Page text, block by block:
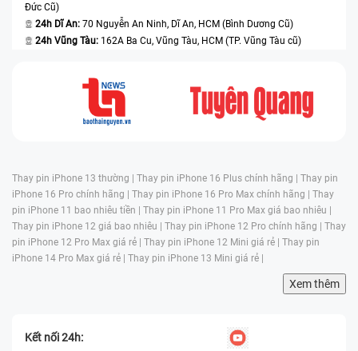
Đức Cũ)
24h Dĩ An: 70 Nguyễn An Ninh, Dĩ An, HCM (Bình Dương Cũ)
24h Vũng Tàu: 162A Ba Cu, Vũng Tàu, HCM (TP. Vũng Tàu cũ)
Thay pin iPhone 13 thường | Thay pin iPhone 16 Plus chính hãng | Thay pin
iPhone 16 Pro chính hãng | Thay pin iPhone 16 Pro Max chính hãng | Thay
pin iPhone 11 bao nhiêu tiền | Thay pin iPhone 11 Pro Max giá bao nhiêu |
Thay pin iPhone 12 giá bao nhiêu | Thay pin iPhone 12 Pro chính hãng | Thay
pin iPhone 12 Pro Max giá rẻ | Thay pin iPhone 12 Mini giá rẻ | Thay pin
iPhone 14 Pro Max giá rẻ | Thay pin iPhone 13 Mini giá rẻ |
Xem thêm
Kết nối 24h: